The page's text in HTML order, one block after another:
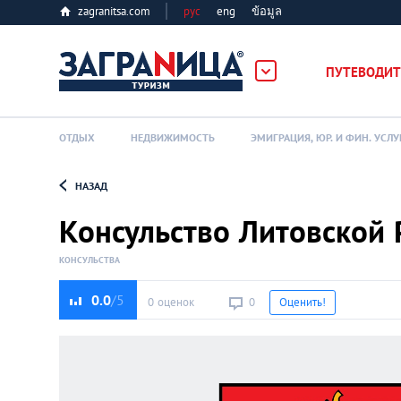
zagranitsa.com рус eng ข้อมูล
Loading...
ОТДЫХ НЕДВИЖИМОСТЬ ЭМИГРАЦИЯ, ЮР. И ФИН.
НАЗАД
Консульство
КОНСУЛЬСТВА
0.0 0 оценок 0 Оценить!